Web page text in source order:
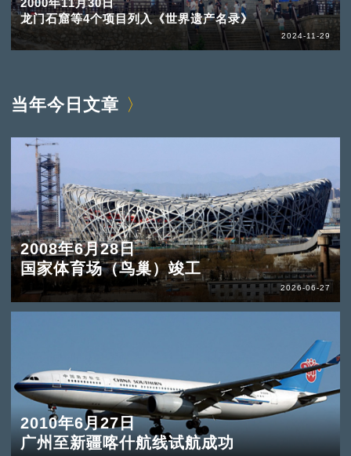
2000年11月30日
龙门石窟等4个项目列入《世界遗产名录》
2024-11-29
当年今日文章
2008年6月28日
国家体育场（鸟巢）竣工
2026-06-27
2010年6月27日
广州至新疆喀什航线试航成功